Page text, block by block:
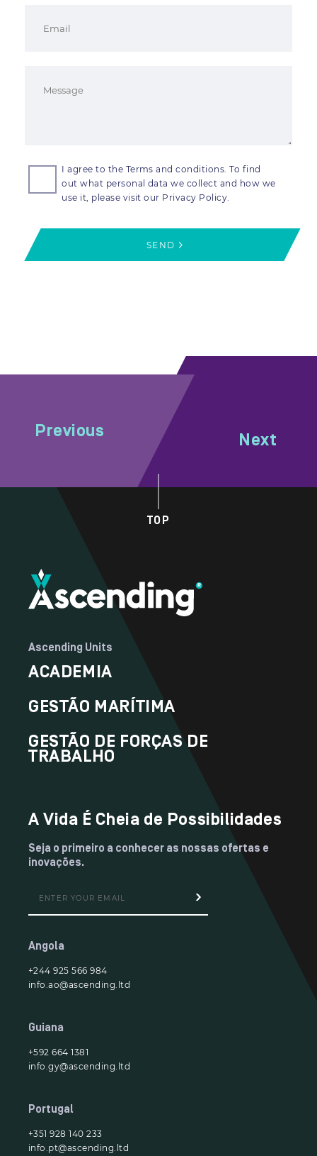
I agree to the Terms and conditions. To find
out what personal data we collect and how we
use it, please visit our Privacy Policy.
SEND
Previous Next
TOP
Ascending Units
ACADEMIA
GESTÃO MARÍTIMA
GESTÃO DE FORÇAS DE
TRABALHO
A Vida É Cheia de Possibilidades
Seja o primeiro a conhecer as nossas ofertas e
inovações.
Angola
+244 925 566 984
info.ao@ascending.ltd
Guiana
+592 664 1381
info.gy@ascending.ltd
Portugal
+351 928 140 233
info.pt@ascending.ltd